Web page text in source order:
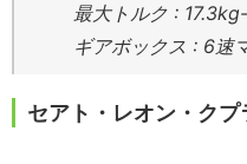
最大トルク :
ギアボックス : 6速
セアト・レオン・クプ